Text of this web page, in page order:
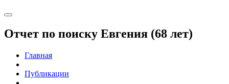
Отчет по поиску Евгения (68 лет)
Главная
Публикации